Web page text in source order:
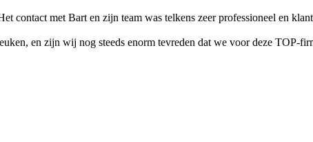
contact met Bart en zijn team was telkens zeer professioneel en
en zijn wij nog steeds enorm tevreden dat we voor deze TOP-